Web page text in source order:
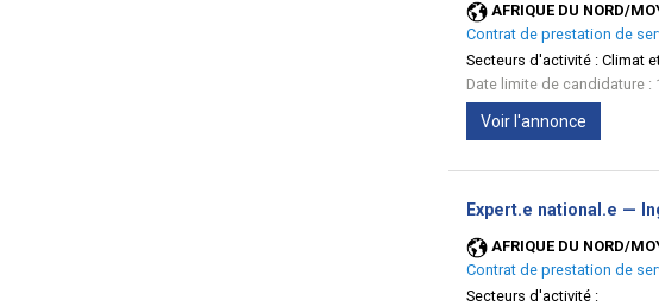
AFRIQUE DU NORD/
Contrat de prestation de
Secteurs d'activité : Climat
Date limite de candidature :
Voir l'annonce
Expert.e national.e —
AFRIQUE DU NORD/
Contrat de prestation de
Secteurs d'activité :